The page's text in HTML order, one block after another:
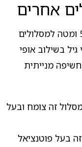
אחרים
ההבדל המרכזי בין מיטב גמל לבני 50 ומטה למסלולים
בשילוב אופי
מנייתית
זה צומח ובעל
בעל פוטנציאל